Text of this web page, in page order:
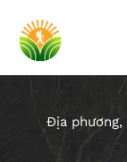
Địa phương,